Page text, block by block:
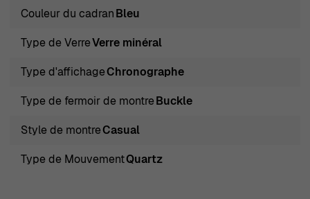
Couleur du cadranBleu
Type de VerreVerre minéral
Type d'affichageChronographe
Type de fermoir de montreBuckle
Style de montreCasual
Type de MouvementQuartz